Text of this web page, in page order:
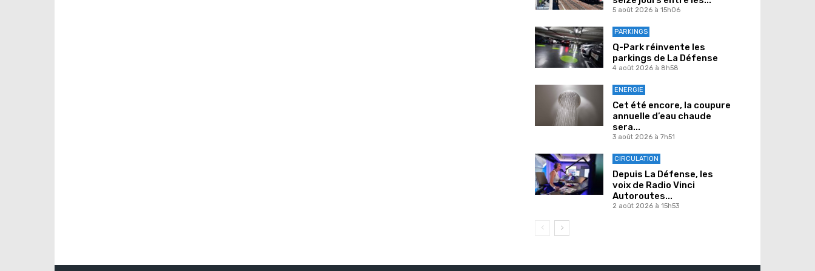
5 août 2026 à 15h06
PARKINGS
Q-Park réinvente les
parkings de La Défense
4 août 2026 à 8h58
ENERGIE
Cet été encore, la coupure
annuelle d’eau chaude
sera...
3 août 2026 à 7h51
CIRCULATION
Depuis La Défense, les
voix de Radio Vinci
Autoroutes...
2 août 2026 à 15h53